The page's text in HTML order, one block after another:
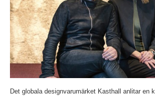
Det globala designvarumärket Kasthall anlitar en